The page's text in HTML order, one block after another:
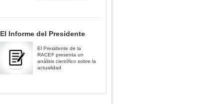
El Informe del Presidente
El Presidente de la
RACEF presenta un
análisis científico sobre la
actualidad